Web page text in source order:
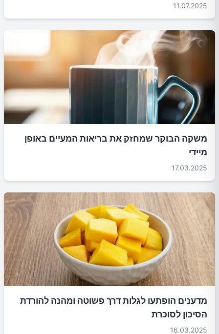
11.07.2025
משקה הבוקר שמחזק את בריאות המעיים באופן
מיידי
17.03.2025
מדענים הופתעו לגלות דרך פשוטה ומהנה להורדת
הסיכון לסוכרת
16.03.2025